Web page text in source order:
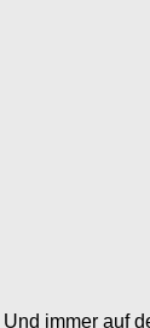
immer auf